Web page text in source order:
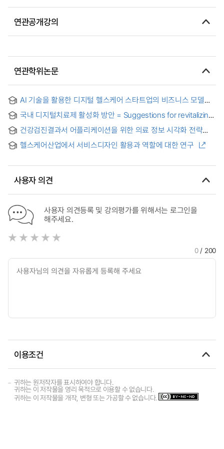
연관공개강의
연관학위논문
AI 기술을 활용한 디지털 헬스케어 스타트업의 비즈니스 모델
Healthcare Startups Utilizing AI Technology
국내 디지털치료제 활성화 방안 = Suggestions for revitalizing
건강검진결과서 어플리케이션을 위한 의료 정보 시각화 전략
visualization strategy research for medical examination
헬스케어산업에서 서비스디자인 활용과 역할에 대한 연구
사용자 의견
사용자 의견등록 및 강의평가를 위해서는 로그인을
해주세요.
0/ 200
이용조건
귀하는 원저작자를 표시하여야 합니다.
귀하는 이 저작물을 영리 목적으로 이용할 수 없습니다.
귀하는 이 저작물을 개작, 변형 또는 가공할 수 없습니다.